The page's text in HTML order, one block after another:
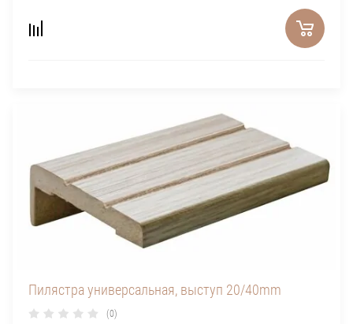
Пилястра универсальная, выступ 20/40mm
(0)